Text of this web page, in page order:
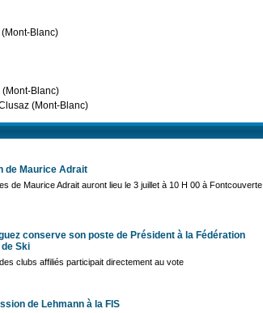
Blanc)
(Mont-Blanc)
(Mont-Blanc)
de Maurice Adrait
de Maurice Adrait auront lieu le 3 juillet à 10 H 00 à Fontcouverte
conserve son poste de Président à la Fédération
Ski
des clubs affiliés participait directement au vote
de Lehmann à la FIS